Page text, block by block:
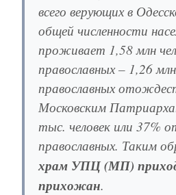
всего верующих в
общей численности
проживает 1,58 млн
православных – 1,26
православных
Московским
тыс. человек или 37%
православных. Таким
храм УПЦ (МП)
прихожан.